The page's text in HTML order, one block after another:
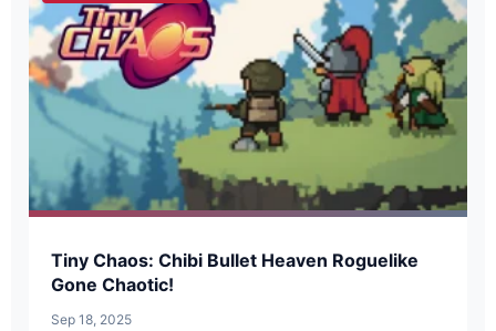
Tiny Chaos: Chibi Bullet Heaven Roguelike
Gone Chaotic!
Sep 18, 2025